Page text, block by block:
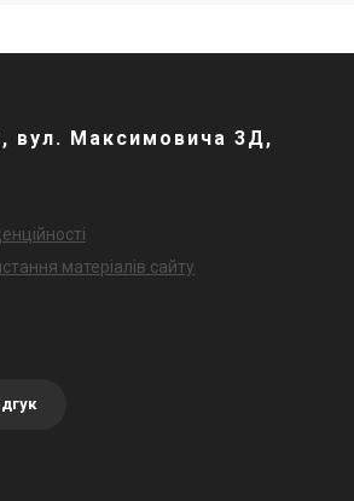
вул. Максимовича 3Д,
матеріалів сайту